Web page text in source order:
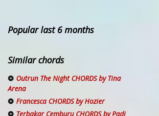
Popular last 6 months
Similar chords
Outrun The Night CHORDS by Tina
Arena
Francesca CHORDS by Hozier
Terbakar Cemburu CHORDS by Padi